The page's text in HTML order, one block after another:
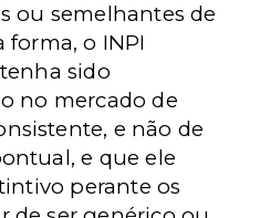
ou semelhantes de
forma, o INPI
sido
no mercado de
e não de
e que ele
perante os